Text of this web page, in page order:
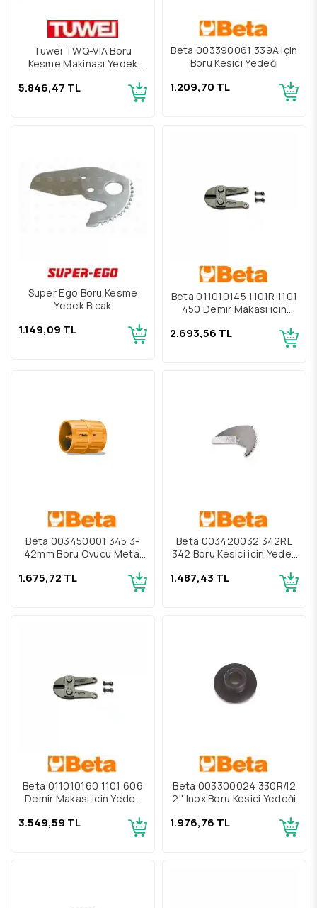
Tuwei TWQ-VIA Boru
Kesme Makinası Yedek
5.846,47 TL
Beta 003390061 339A için
Boru Kesici Yedeği
1.209,70 TL
Super Ego Boru Kesme
Yedek Bıçak
1.149,09 TL
Beta 011010145 1101R 1101
450 Demir Makası için
2.693,56 TL
Beta 003450001 345 3-
42mm Boru Oyucu Metal
1.675,72 TL
Beta 003420032 342RL
342 Boru Kesici için Yedek
1.487,43 TL
Beta 011010160 1101 606
Demir Makası için Yedek
3.549,59 TL
Beta 003300024 330R/I2
2'' Inox Boru Kesici Yedeği
1.976,76 TL